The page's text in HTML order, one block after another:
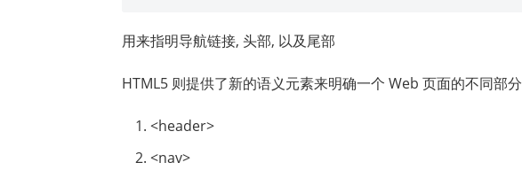
用来指明导航链接, 头部, 以及尾部
HTML5 则提供了新的语义元素来明确一个 Web 页面的不同部分
<header>
<nav>